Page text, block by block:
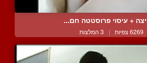
+ עיסוי פרוסטטה חם...
6269 צפיות | 3 המלצות